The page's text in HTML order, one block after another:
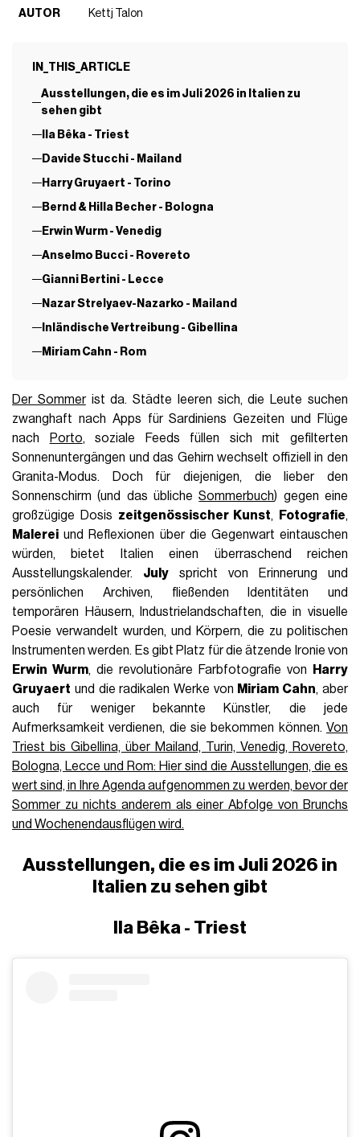
AUTOR
Kettj Talon
IN_THIS_ARTICLE
Ausstellungen, die es im Juli 2026 in Italien zu
sehen gibt
Ila Bêka - Triest
Davide Stucchi - Mailand
Harry Gruyaert - Torino
Bernd & Hilla Becher - Bologna
Erwin Wurm - Venedig
Anselmo Bucci - Rovereto
Gianni Bertini - Lecce
Nazar Strelyaev-Nazarko - Mailand
Inländische Vertreibung - Gibellina
Miriam Cahn - Rom
Der Sommerist da. Städte leeren sich, die Leute suchen
zwanghaft nach Apps für Sardiniens Gezeiten und Flüge
nach
Porto, soziale Feeds füllen sich mit gefilterten
Sonnenuntergängen und das Gehirn wechselt offiziell in den
Granita-Modus. Doch für diejenigen, die lieber den
Sonnenschirm (und das üblicheSommerbuch) gegen eine
großzügige Dosis zeitgenössischer Kunst, Fotografie,
Malerei und Reflexionen über die Gegenwart eintauschen
würden, bietet Italien einen überraschend reichen
Ausstellungskalender. July spricht von Erinnerung und
persönlichen Archiven, fließenden Identitäten und
temporären Häusern, Industrielandschaften, die in visuelle
Poesie verwandelt wurden, und Körpern, die zu politischen
Instrumenten werden. Es gibt Platz für die ätzende Ironie von
Erwin Wurm, die revolutionäre Farbfotografie von
Harry
Gruyaert und die radikalen Werke von Miriam Cahn, aber
auch für weniger bekannte Künstler, die jede
Aufmerksamkeit verdienen, die sie bekommen können. Von
Triest bis Gibellina, über Mailand, Turin, Venedig, Rovereto,
Bologna, Lecce und Rom: Hier sind die Ausstellungen, die es
wert sind, in Ihre Agenda aufgenommen zu werden, bevor der
Sommer zu nichts anderem als einer Abfolge von Brunchs
und Wochenendausflügen wird.
Ausstellungen, die es im Juli 2026 in
Italien zu sehen gibt
Ila Bêka - Triest